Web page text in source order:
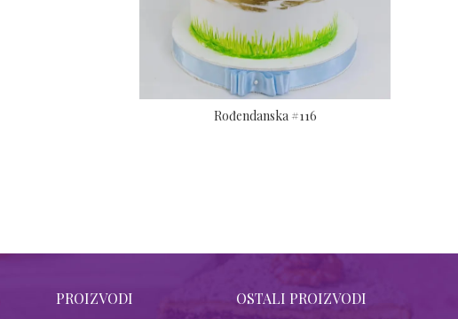
Rođendanska #116
PROIZVODI OSTALI PROIZVODI